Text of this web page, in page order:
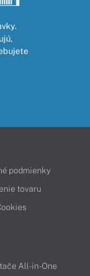
podmienky
tovaru
All-in-One